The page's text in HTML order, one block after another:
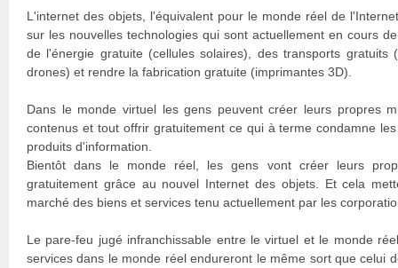
L'internet des objets, l'équivalent pour le monde réel de
sur les nouvelles technologies qui sont actuellement en cours
de l'énergie gratuite (cellules solaires), des transports gratuits
drones) et rendre la fabrication gratuite (imprimantes 3D).
Dans le monde virtuel les gens peuvent créer leurs propres
contenus et tout offrir gratuitement ce qui à terme condamne
produits d'information.
Bientôt dans le monde réel, les gens vont créer leurs
gratuitement grâce au nouvel Internet des objets. Et cela
marché des biens et services tenu actuellement par les
Le pare-feu jugé infranchissable entre le virtuel et le monde
services dans le monde réel endureront le même sort que celui